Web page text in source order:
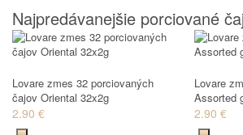
Najpredávanejšie porciované
Lovare zmes 32 porciovaných
čajov Oriental 32x2g
2.90 €
Lovare
Assorted
2.90 €